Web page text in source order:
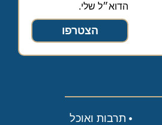
הדוא״ל שלי.
הצטרפו
תרבות ואוכל